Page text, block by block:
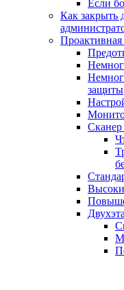
Если
Как закрыть
Проактивная
защиты
Сканер